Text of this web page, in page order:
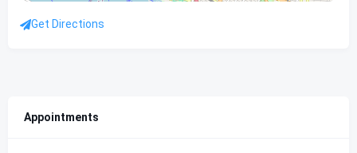
Get Directions
Appointments